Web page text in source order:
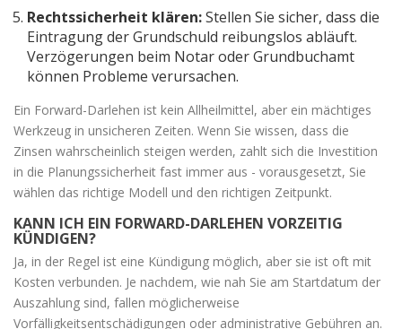
Rechtssicherheit klären:Stellen Sie sicher, dass die
Eintragung der Grundschuld reibungslos abläuft.
Verzögerungen beim Notar oder Grundbuchamt
können Probleme verursachen.
Ein Forward-Darlehen ist kein Allheilmittel, aber ein mächtiges
Werkzeug in unsicheren Zeiten. Wenn Sie wissen, dass die
Zinsen wahrscheinlich steigen werden, zahlt sich die Investition
in die Planungssicherheit fast immer aus - vorausgesetzt, Sie
wählen das richtige Modell und den richtigen Zeitpunkt.
KANN ICH EIN FORWARD-DARLEHEN VORZEITIG
KÜNDIGEN?
Ja, in der Regel ist eine Kündigung möglich, aber sie ist oft mit
Kosten verbunden. Je nachdem, wie nah Sie am Startdatum der
Auszahlung sind, fallen möglicherweise
Vorfälligkeitsentschädigungen oder administrative Gebühren an.